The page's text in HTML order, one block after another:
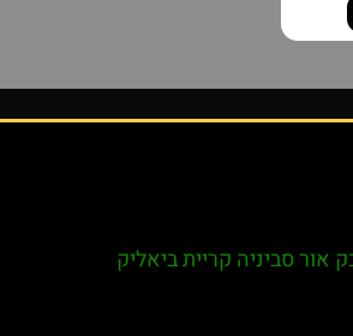
אור סביניה קריית ביאליק